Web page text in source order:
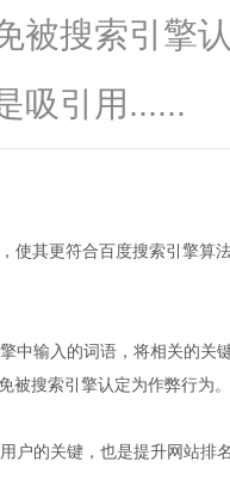
被搜索引擎
吸引用......
使其更符合百度搜索引擎
中输入的词语，将相关的
被搜索引擎认定为作弊行为。
户的关键，也是提升网站